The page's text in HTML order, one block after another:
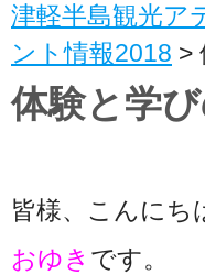
津軽半島観光ア
ント情報2018 >
体験と学
皆様、こんにち
おゆき です。